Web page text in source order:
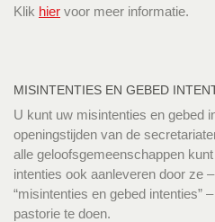
Klik hier voor meer informatie.
MISINTENTIES EN GEBED
U kunt uw misintenties en gebed
openingstijden van de
alle geloofsgemeenschappen
intenties ook aanleveren door ze
“misintenties en gebed intenties”
pastorie te doen.